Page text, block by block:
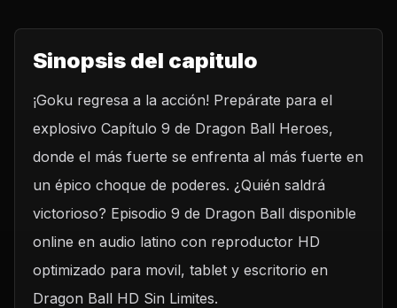
Sinopsis del capitulo
¡Goku regresa a la acción! Prepárate para el
explosivo Capítulo 9 de Dragon Ball Heroes,
donde el más fuerte se enfrenta al más fuerte en
un épico choque de poderes. ¿Quién saldrá
victorioso? Episodio 9 de Dragon Ball disponible
online en audio latino con reproductor HD
optimizado para movil, tablet y escritorio en
Dragon Ball HD Sin Limites.